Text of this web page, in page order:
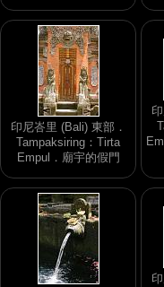
印尼峇里 (Bali) 東部．
Tampaksiring：Tirta
Empul．廟宇的假門